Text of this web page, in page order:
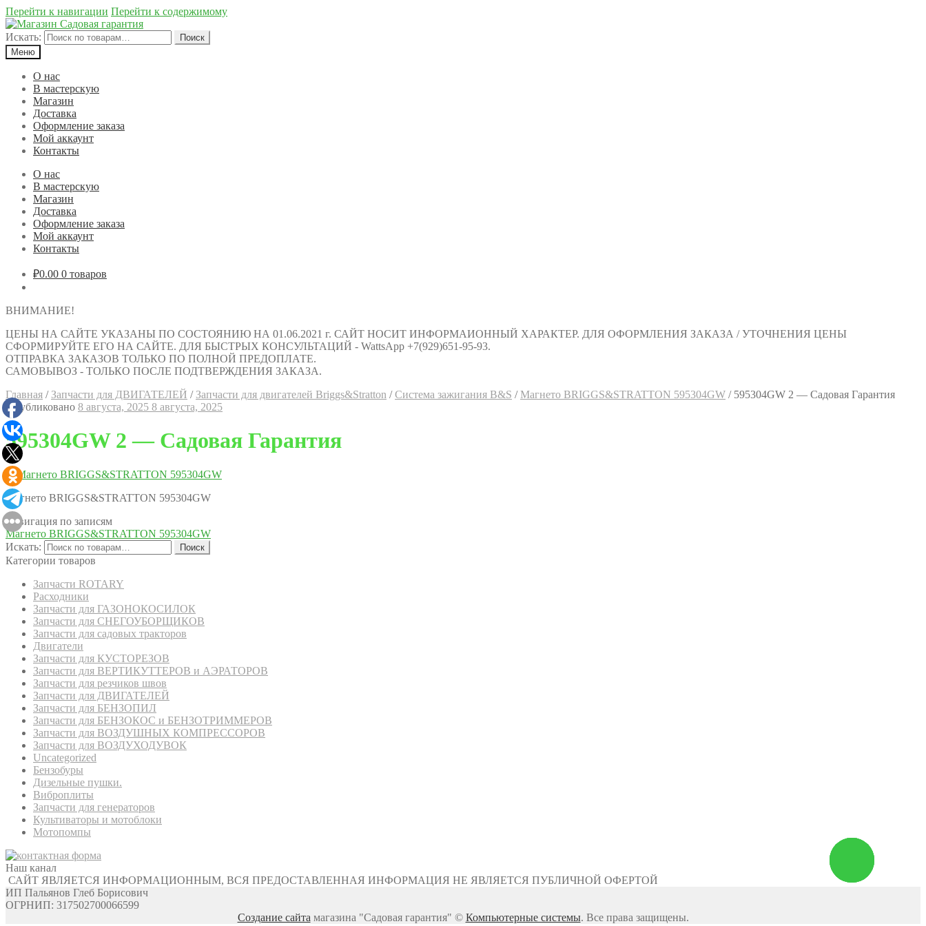
Перейти к навигации Перейти к содержимому
Искать:
Поиск
Меню
О нас
В мастерскую
Магазин
Доставка
Оформление заказа
Мой аккаунт
Контакты
О нас
В мастерскую
Магазин
Доставка
Оформление заказа
Мой аккаунт
Контакты
₽0.00 0 товаров
ВНИМАНИЕ!
ЦЕНЫ НА САЙТЕ УКАЗАНЫ ПО СОСТОЯНИЮ НА 01.06.2021 г. САЙТ НОСИТ ИНФОРМАИОННЫЙ ХАРАКТЕР. ДЛЯ ОФОРМЛЕНИЯ ЗАКАЗА / УТОЧНЕНИЯ ЦЕНЫ
СФОРМИРУЙТЕ ЕГО НА САЙТЕ. ДЛЯ БЫСТРЫХ КОНСУЛЬТАЦИЙ - WattsApp +7(929)651-95-93.
ОТПРАВКА ЗАКАЗОВ ТОЛЬКО ПО ПОЛНОЙ ПРЕДОПЛАТЕ.
САМОВЫВОЗ - ТОЛЬКО ПОСЛЕ ПОДТВЕРЖДЕНИЯ ЗАКАЗА.
Главная / Запчасти для ДВИГАТЕЛЕЙ / Запчасти для двигателей Briggs&Stratton /Система зажигания B&S / Магнето BRIGGS&STRATTON 595304GW / 595304GW 2 — Садовая Гарантия
Опубликовано 8 августа, 2025 8 августа, 2025
595304GW 2 — Садовая Гарантия
Магнето BRIGGS&STRATTON 595304GW
Навигация по записям
Магнето BRIGGS&STRATTON 595304GW
Искать:
Поиск
Категории товаров
Запчасти ROTARY
Расходники
Запчасти для ГАЗОНОКОСИЛОК
Запчасти для СНЕГОУБОРЩИКОВ
Запчасти для садовых тракторов
Двигатели
Запчасти для КУСТОРЕЗОВ
Запчасти для ВЕРТИКУТТЕРОВ и АЭРАТОРОВ
Запчасти для резчиков швов
Запчасти для ДВИГАТЕЛЕЙ
Запчасти для БЕНЗОПИЛ
Запчасти для БЕНЗОКОС и БЕНЗОТРИММЕРОВ
Запчасти для ВОЗДУШНЫХ КОМПРЕССОРОВ
Запчасти для ВОЗДУХОДУВОК
Uncategorized
Бензобуры
Дизельные пушки.
Виброплиты
Запчасти для генераторов
Культиваторы и мотоблоки
Мотопомпы
Наш канал
САЙТ ЯВЛЯЕТСЯ ИНФОРМАЦИОННЫМ, ВСЯ ПРЕДОСТАВЛЕННАЯ ИНФОРМАЦИЯ НЕ ЯВЛЯЕТСЯ ПУБЛИЧНОЙ ОФЕРТОЙ
ИП Пальянов Глеб Борисович
ОГРНИП: 317502700066599
Создание сайта магазина "Садовая гарантия" © Компьютерные системы. Все права защищены.
Заказать